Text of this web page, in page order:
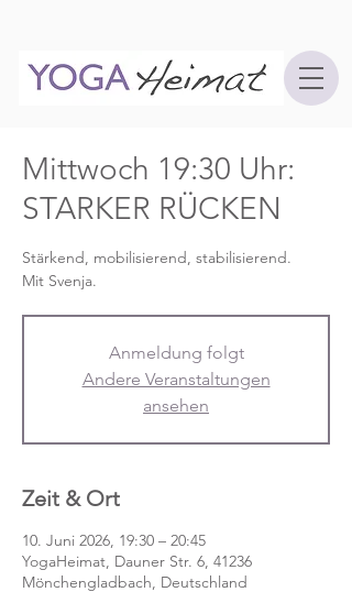
Mittwoch 19:30 Uhr:
STARKER RÜCKEN
Stärkend, mobilisierend, stabilisierend.
Mit Svenja.
Anmeldung folgt
Andere Veranstaltungen
ansehen
Zeit & Ort
10. Juni 2026, 19:30 – 20:45
YogaHeimat, Dauner Str. 6, 41236
Mönchengladbach, Deutschland